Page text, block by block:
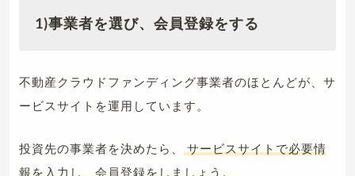
1)事業者を選び、会員登録をする
不動産クラウドファンディング事業者のほとんどが、サ
ービスサイトを運用しています。
投資先の事業者を決めたら、
サービスサイトで必要情
報を入力し、会員登録をしましょう。